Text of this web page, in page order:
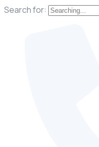
Search for: